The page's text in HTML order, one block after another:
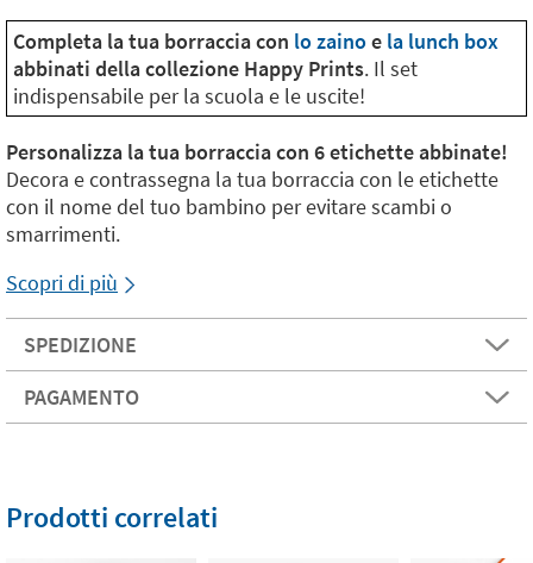
Completa la tua borraccia con lo zainoe la lunch box
abbinati della collezione Happy Prints. Il set
indispensabile per la scuola e le uscite!
Personalizza la tua borraccia con 6 etichette abbinate!
Decora e contrassegna la tua borraccia con le etichette
con il nome del tuo bambino per evitare scambi o
smarrimenti.
Scopri di più
SPEDIZIONE
PAGAMENTO
Prodotti correlati